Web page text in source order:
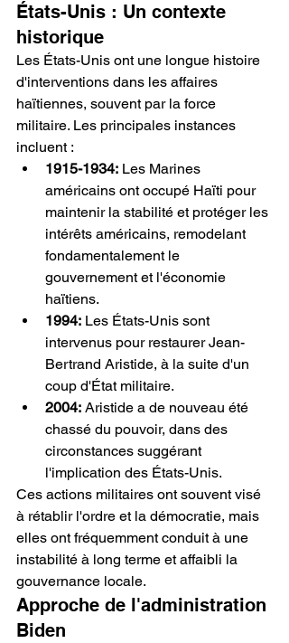
États-Unis : Un contexte
historique
Les États-Unis ont une longue histoire
d'interventions dans les affaires
haïtiennes, souvent par la force
militaire. Les principales instances
incluent :
1915-1934: Les Marines
américains ont occupé Haïti pour
maintenir la stabilité et protéger les
intérêts américains, remodelant
fondamentalement le
gouvernement et l'économie
haïtiens.
1994: Les États-Unis sont
intervenus pour restaurer Jean-
Bertrand Aristide, à la suite d'un
coup d'État militaire.
2004: Aristide a de nouveau été
chassé du pouvoir, dans des
circonstances suggérant
l'implication des États-Unis.
Ces actions militaires ont souvent visé
à rétablir l'ordre et la démocratie, mais
elles ont fréquemment conduit à une
instabilité à long terme et affaibli la
gouvernance locale.
Approche de l'administration
Biden